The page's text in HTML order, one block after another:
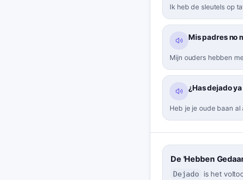
Ik heb de sleutels op
Mis padres no
Mijn ouders hebben
¿Has dejado
Heb je je oude baan al
De 'Hebben
Dejado is het